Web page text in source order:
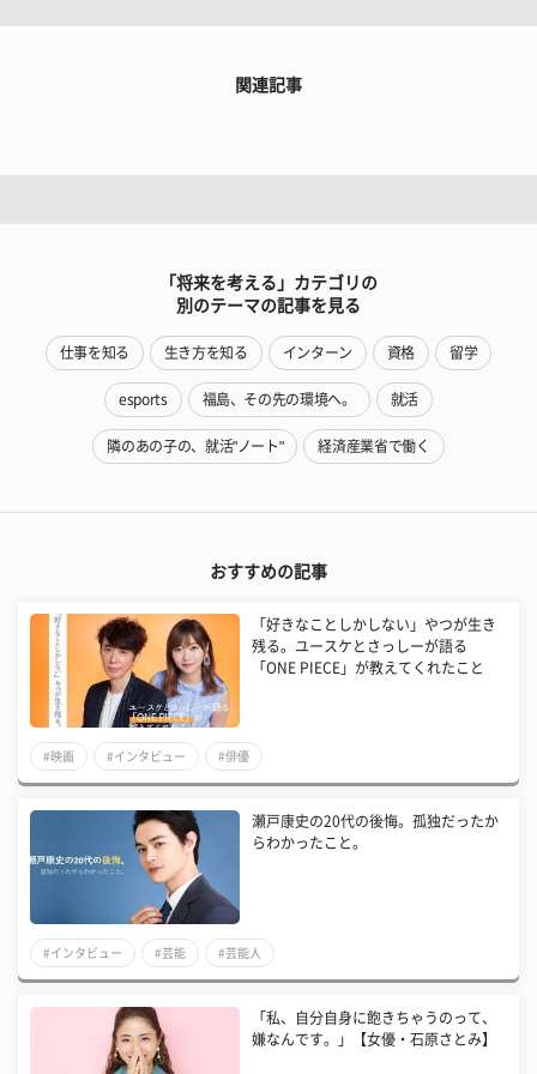
関連記事
「将来を考える」カテゴリの
別のテーマの記事を見る
仕事を知る 生き方を知る インターン 資格 留学
esports 福島、その先の環境へ。 就活
隣のあの子の、就活"ノート" 経済産業省で働く
おすすめの記事
「好きなことしかしない」やつが生き
残る。ユースケとさっしーが語る
「ONE PIECE」が教えてくれたこと
#映画 #インタビュー #俳優
瀬戸康史の20代の後悔。孤独だったか
らわかったこと。
#インタビュー #芸能 #芸能人
「私、自分自身に飽きちゃうのって、
嫌なんです。」【女優・石原さとみ】